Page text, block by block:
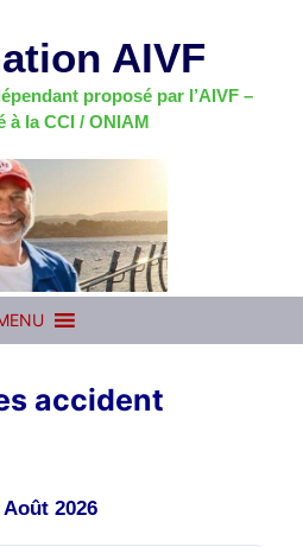
AIVF
proposé par l’AIVF –
à la CCI / ONIAM
accident
Août 2026